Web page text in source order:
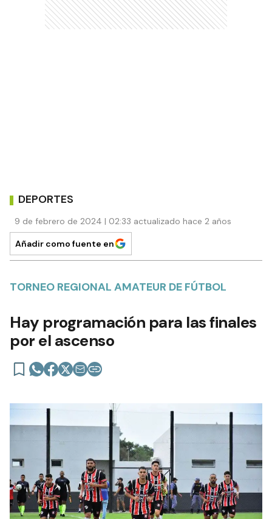
DEPORTES
9 de febrero de 2024 | 02:33 actualizado hace 2 años
Añadir como fuente en
TORNEO REGIONAL AMATEUR DE FÚTBOL
Hay programación para las finales
por el ascenso